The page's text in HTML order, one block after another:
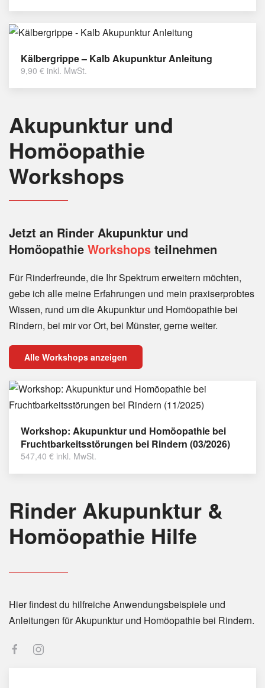
Kälbergrippe – Kalb Akupunktur Anleitung
9,90 € inkl. MwSt.
Akupunktur und
Homöopathie
Workshops
Jetzt an Rinder Akupunktur und
Homöopathie Workshops teilnehmen
Für Rinderfreunde, die Ihr Spektrum erweitern möchten,
gebe ich alle meine Erfahrungen und mein praxiserprobtes
Wissen, rund um die Akupunktur und Homöopathie bei
Rindern, bei mir vor Ort, bei Münster, gerne weiter.
Alle Workshops anzeigen
Workshop: Akupunktur und Homöopathie bei
Fruchtbarkeitsstörungen bei Rindern (03/2026)
547,40 € inkl. MwSt.
Rinder Akupunktur &
Homöopathie Hilfe
Hier findest du hilfreiche Anwendungsbeispiele und
Anleitungen für Akupunktur und Homöopathie bei Rindern.